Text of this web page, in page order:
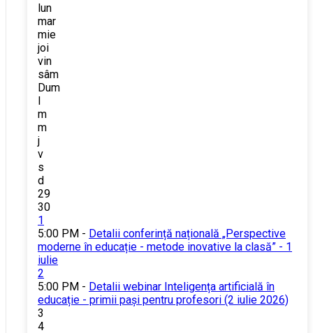
lun
mar
mie
joi
vin
sâm
Dum
l
m
m
j
v
s
d
29
30
1
5:00 PM - Detalii conferință națională „Perspective
moderne în educație - metode inovative la clasă” - 1
iulie
2
5:00 PM - Detalii webinar Inteligența artificială în
educație - primii pași pentru profesori (2 iulie 2026)
3
4